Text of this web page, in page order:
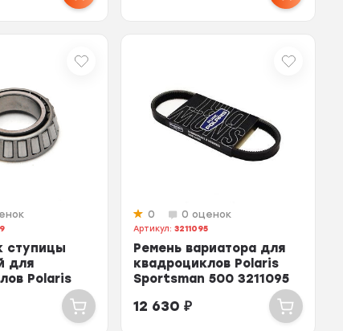
ступицы
для
Polaris
0 0 оценок
Артикул: 3211095
Ремень вариатора для
квадроциклов Polaris
Sportsman 500 3211095
12 630 ₽